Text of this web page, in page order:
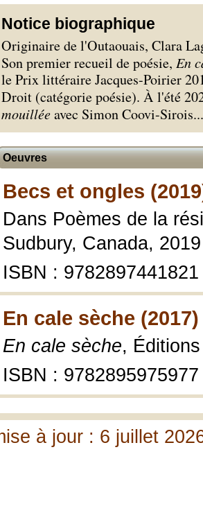
Notice biographique
Originaire de l'Outaouais, Clara
Son premier recueil de poésie, En
le Prix littéraire Jacques-Poirier
Droit (catégorie poésie). À l'été
mouilléeavec Simon Coovi-Sirois.
Oeuvres
Becs et ongles
Dans Poèmes de la
Sudbury, Canada, 2019
ISBN : 9782897441821
En cale sèche (2017)
En cale sèche,
ISBN : 9782895975977
à jour : 6 juillet